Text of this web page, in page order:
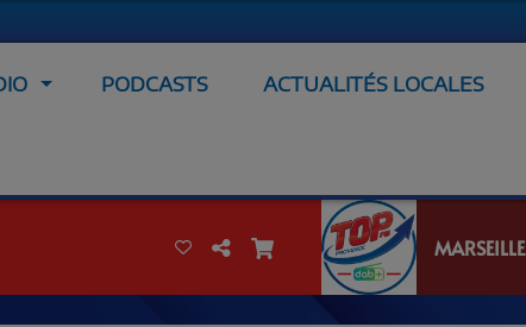
PODCASTS ACTUALITÉS LOCALES
MARSEILLE